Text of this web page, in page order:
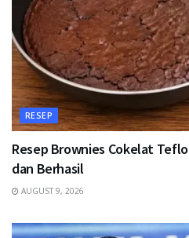
RESEP
Resep Brownies Cokelat
dan Berhasil
AUGUST 9, 2026